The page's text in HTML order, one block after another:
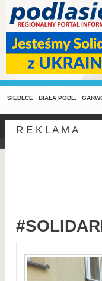
SIEDLCE BIAŁA PODL.
R E K L A M A